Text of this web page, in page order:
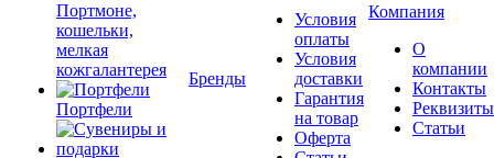
Портмоне,
кошельки,
мелкая
кожгалантерея
Портфели
Бренды
Условия
оплаты
Условия
доставки
Гарантия
на товар
Оферта
Компания
О
компании
Контакты
Реквизиты
Статьи